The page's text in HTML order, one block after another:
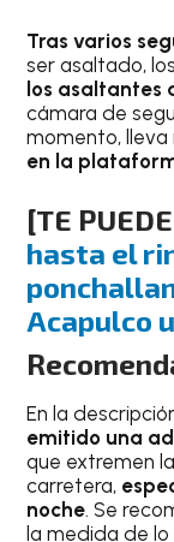
Tras varios
ser asaltado,
los asaltantes
cámara de
momento, lleva
en la
[TE
hasta el
Acapulco
En la
emitido una
que extremen
carretera,
noche. Se
la medida de